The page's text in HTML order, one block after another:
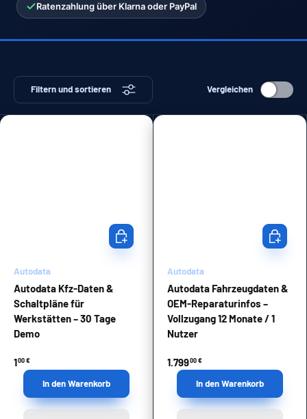
Ratenzahlung über Klarna oder PayPal
Filtern und sortieren Vergleichen
Autodata
Autodata Kfz-Daten &
Schaltpläne für
Werkstätten – 30 Tage
Demo
100 €
In den Warenkorb
In den Warenkorb
Autodata
Autodata Fahrzeugdaten &
OEM-Reparaturinfos –
Vollzugang 12 Monate / 1
Nutzer
1.79900 €
In den
In den Warenkorb